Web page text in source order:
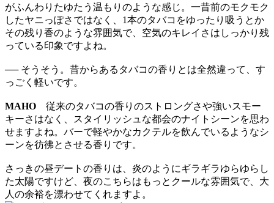
がふんわりたゆたう温もりのような感じ。一昔前のモクモク
したヤニっぽさではなく、1本のタバコをゆったり吸うとか
その残り香のような雰囲気で、空気のキレイさはしっかり残
っている印象ですよね。
── そうそう。昔からあるタバコの香りとは全然違って、す
っごく軽いです。
MAHO 従来のタバコの香りのストロングさや強いスモー
キーさはなく、スタイリッシュな都会のナイトシーンを思わ
せますよね。バーで軽やかなカクテルを飲んでいるようなシ
ーンを彷彿とさせる香りです。
さっきの昼デートの香りは、炎のようにギラギラゆらゆらし
た太陽ですけど、夜のこちらはもっとクールな雰囲気で、大
人の余裕を漂わせてくれますよ。